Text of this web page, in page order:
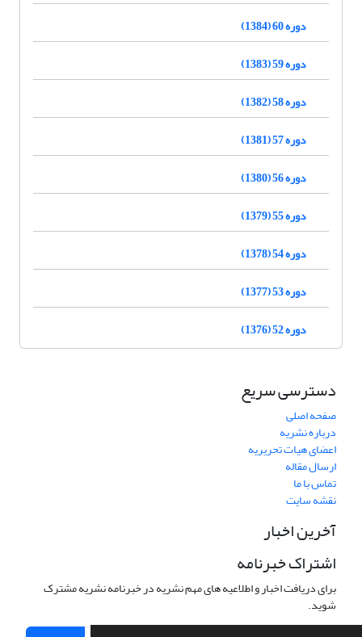
دوره 60 (1384)
دوره 59 (1383)
دوره 58 (1382)
دوره 57 (1381)
دوره 56 (1380)
دوره 55 (1379)
دوره 54 (1378)
دوره 53 (1377)
دوره 52 (1376)
دسترسی سریع
صفحه اصلی
درباره نشریه
اعضای هیات تحریریه
ارسال مقاله
تماس با ما
نقشه سایت
آخرین اخبار
اشتراک خبرنامه
برای دریافت اخبار و اطلاعیه های مهم نشریه در خبرنامه نشریه مشترک
شوید.